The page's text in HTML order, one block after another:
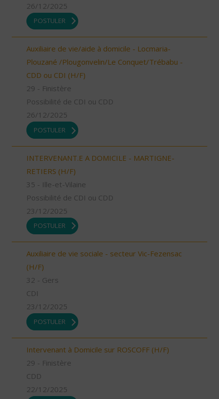
26/12/2025
POSTULER
Auxiliaire de vie/aide à domicile - Locmaria-
Plouzané /Plougonvelin/Le Conquet/Trébabu -
CDD ou CDI (H/F)
29 - Finistère
Possibilité de CDI ou CDD
26/12/2025
POSTULER
INTERVENANT.E A DOMICILE - MARTIGNE-
RETIERS (H/F)
35 - Ille-et-Vilaine
Possibilité de CDI ou CDD
23/12/2025
POSTULER
Auxiliaire de vie sociale - secteur Vic-Fezensac
(H/F)
32 - Gers
CDI
23/12/2025
POSTULER
Intervenant à Domicile sur ROSCOFF (H/F)
29 - Finistère
CDD
22/12/2025